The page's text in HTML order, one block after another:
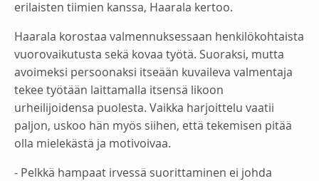
erilaisten tiimien kanssa, Haarala kertoo.
Haarala korostaa valmennuksessaan henkilökohtaista
vuorovaikutusta sekä kovaa työtä. Suoraksi, mutta
avoimeksi persoonaksi itseään kuvaileva valmentaja
tekee työtään laittamalla itsensä likoon
urheilijoidensa puolesta. Vaikka harjoittelu vaatii
paljon, uskoo hän myös siihen, että tekemisen pitää
olla mielekästä ja motivoivaa.
- Pelkkä hampaat irvessä suorittaminen ei johda